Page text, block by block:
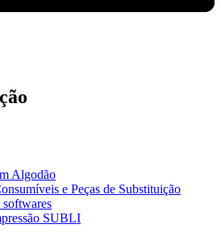
Algodão
e Peças de Substituição
softwares
SUBLI